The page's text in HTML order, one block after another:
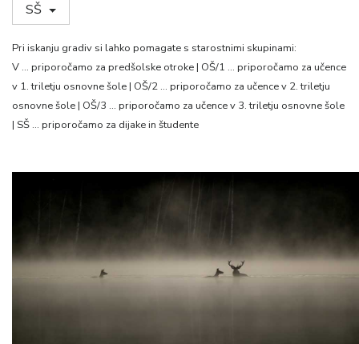
SŠ
Pri iskanju gradiv si lahko pomagate s starostnimi skupinami:
V … priporočamo za predšolske otroke | OŠ/1 … priporočamo za učence
v 1. triletju osnovne šole | OŠ/2 … priporočamo za učence v 2. triletju
osnovne šole | OŠ/3 … priporočamo za učence v 3. triletju osnovne šole
| SŠ … priporočamo za dijake in študente